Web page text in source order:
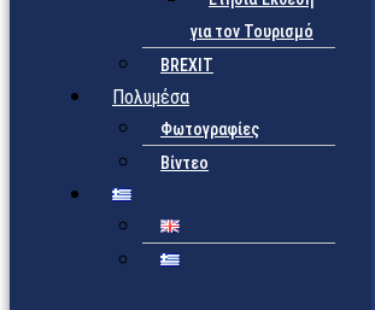
για τον Τουρισμό
BREXIT
Πολυμέσα
Φωτογραφίες
Βίντεο